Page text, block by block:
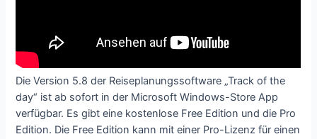
Die Version 5.8 der Reiseplanungssoftware „Track of the
day“ ist ab sofort in der Microsoft Windows-Store App
verfügbar. Es gibt eine kostenlose Free Edition und die Pro
Edition. Die Free Edition kann mit einer Pro-Lizenz für einen